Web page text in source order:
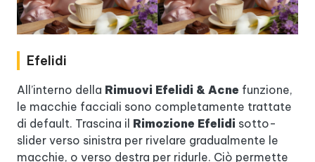
Efelidi
All’interno della Rimuovi Efelidi & Acne funzione,
le macchie facciali sono completamente trattate
di default. Trascina il Rimozione Efelidi sotto-
slider verso sinistra per rivelare gradualmente le
macchie, o verso destra per ridurle. Ciò permette